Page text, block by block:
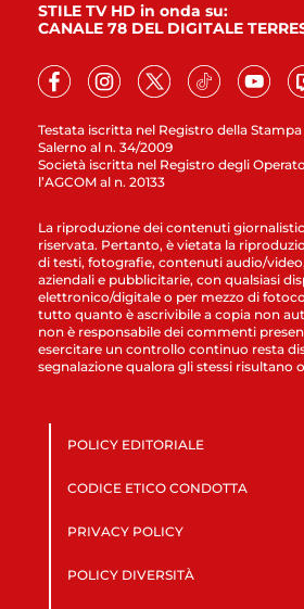
Testata iscritta nel Registro della
Salerno al n. 34/2009
Società iscritta nel Registro degli
l’AGCOM al n. 20133
STILE TV HD in onda su:
CANALE 78 DEL DIGITALE
La riproduzione dei contenuti
riservata. Pertanto, è vietata la
di testi, fotografie, contenuti audio/
aziendali e pubblicitarie, con qualsiasi
elettronico/digitale o per mezzo di
tutto quanto è ascrivibile a copia non
non è responsabile dei commenti
esercitare un controllo continuo resta
segnalazione qualora gli stessi risultano
POLICY EDITORIALE
CODICE ETICO CONDOTTA
PRIVACY POLICY
POLICY DIVERSITÀ